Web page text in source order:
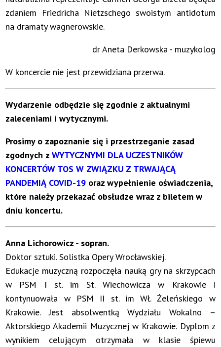
zdaniem Friedricha Nietzschego swoistym antidotum
na dramaty wagnerowskie.
dr Aneta Derkowska - muzykolog
W koncercie nie jest przewidziana przerwa.
Wydarzenie odbędzie się zgodnie z aktualnymi
zaleceniami i wytycznymi.
Prosimy o zapoznanie się i przestrzeganie zasad
zgodnych zWYTYCZNYMI DLA UCZESTNIKÓW
KONCERTÓW TOS W ZWIĄZKU Z TRWAJĄCĄ
PANDEMIĄ COVID-19 oraz wypełnienie oświadczenia,
które należy przekazać obsłudze wraz z biletem w
dniu koncertu.
Anna Lichorowicz - sopran.
Doktor sztuki. Solistka Opery Wrocławskiej.
Edukacje muzyczną rozpoczęła nauką gry na skrzypcach
w PSM I st. im St. Wiechowicza w Krakowie i
kontynuowała w PSM II st. im Wł. Żeleńskiego w
Krakowie. Jest absolwentką Wydziału Wokalno –
Aktorskiego Akademii Muzycznej w Krakowie. Dyplom z
wynikiem celującym otrzymała w klasie śpiewu